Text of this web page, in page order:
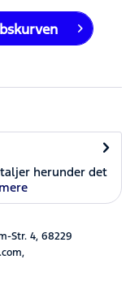
herunder det
mere
Str. 4, 68229